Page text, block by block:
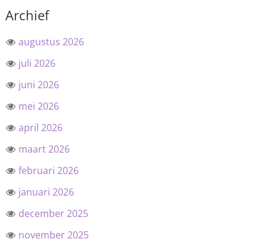
Archief
augustus 2026
juli 2026
juni 2026
mei 2026
april 2026
maart 2026
februari 2026
januari 2026
december 2025
november 2025